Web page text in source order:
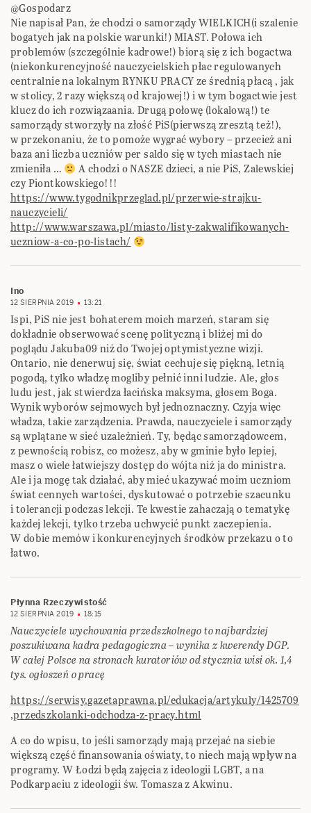
@Gospodarz
Nie napisał Pan, że chodzi o samorządy WIELKICH(i szalenie
bogatych jak na polskie warunki!) MIAST. Połowa ich
problemów (szczególnie kadrowe!) biorą się z ich bogactwa
(niekonkurencyjność nauczycielskich płac regulowanych
centralnie na lokalnym RYNKU PRACY ze średnią płacą , jak
w stolicy, 2 razy większą od krajowej!) i w tym bogactwie jest
klucz do ich rozwiązaania. Drugą połowę (lokalową!) te
samorządy stworzyły na złość PiS(pierwszą zresztą też!),
w przekonaniu, że to pomoże wygrać wybory – przecież ani
baza ani liczba uczniów per saldo się w tych miastach nie
zmieniła …
A chodzi o NASZE dzieci, a nie PiS, Zalewskiej
czy Piontkowskiego!!!
https://www.tygodnikprzeglad.pl/przerwie-strajku-
nauczycieli/
http://www.warszawa.pl/miasto/listy-zakwalifikowanych-
uczniow-a-co-po-listach/
Ino
12 SIERPNIA 2019 13:21
Ispi, PiS nie jest bohaterem moich marzeń, staram się
dokładnie obserwować scenę polityczną i bliżej mi do
poglądu Jakuba09 niż do Twojej optymistyczne wizji.
Ontario, nie denerwuj się, świat cechuje się piękną, letnią
pogodą, tylko władzę mogliby pełnić inni ludzie. Ale, głos
ludu jest, jak stwierdza łacińska maksyma, głosem Boga.
Wynik wyborów sejmowych był jednoznaczny. Czyja więc
władza, takie zarządzenia. Prawda, nauczyciele i samorządy
są wplątane w sieć uzależnień. Ty, będąc samorządowcem,
z pewnością robisz, co możesz, aby w gminie było lepiej,
masz o wiele łatwiejszy dostęp do wójta niż ja do ministra.
Ale i ja mogę tak działać, aby mieć ukazywać moim uczniom
świat cennych wartości, dyskutować o potrzebie szacunku
i tolerancji podczas lekcji. Te kwestie zahaczają o tematykę
każdej lekcji, tylko trzeba uchwycić punkt zaczepienia.
W dobie memów i konkurencyjnych środków przekazu o to
łatwo.
Płynna Rzeczywistość
12 SIERPNIA 2019 18:15
Nauczyciele wychowania przedszkolnego to najbardziej
poszukiwana kadra pedagogiczna – wynika z kwerendy DGP.
W całej Polsce na stronach kuratoriów od stycznia wisi ok. 1,4
tys. ogłoszeń o pracę
https://serwisy.gazetaprawna.pl/edukacja/artykuly/1425709
,przedszkolanki-odchodza-z-pracy.html
A co do wpisu, to jeśli samorządy mają przejać na siebie
większą część finansowania oświaty, to niech mają wpływ na
programy. W Łodzi będą zajęcia z ideologii LGBT, a na
Podkarpaciu z ideologii św. Tomasza z Akwinu.